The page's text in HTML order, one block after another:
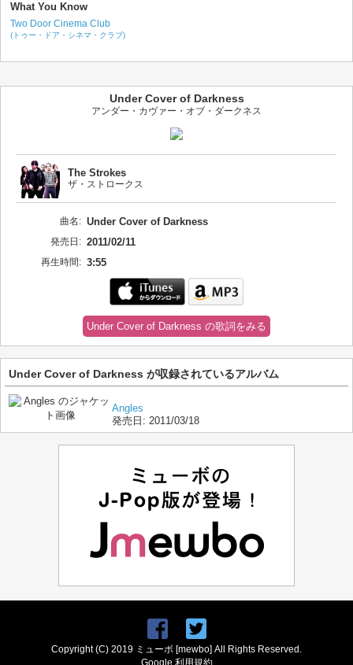
What You Know
Two Door Cinema Club
(トゥー・ドア・シネマ・クラブ)
Under Cover of Darkness
アンダー・カヴァー・オブ・ダークネス
The Strokes
ザ・ストロークス
曲名: Under Cover of Darkness
発売日: 2011/02/11
再生時間: 3:55
Under Cover of Darkness の歌詞をみる
Under Cover of Darkness が収録されているアルバム
Angles
発売日: 2011/03/18
Copyright (C) 2019 ミューボ [mewbo] All Rights Reserved.
Google 利用規約